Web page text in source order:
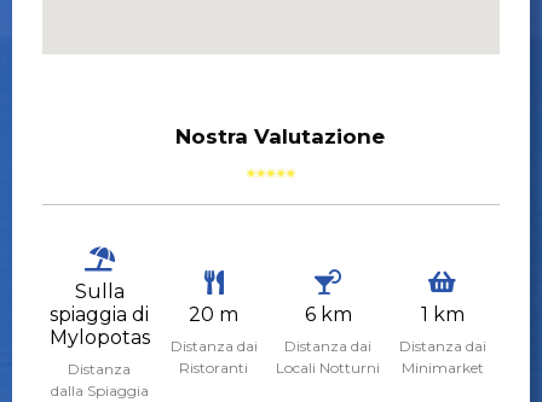
Nostra Valutazione
Sulla
spiaggia di
Mylopotas
Distanza
dalla Spiaggia
20 m
Distanza dai
Ristoranti
6 km
Distanza dai
Locali Notturni
1 km
Distanza dai
Minimarket